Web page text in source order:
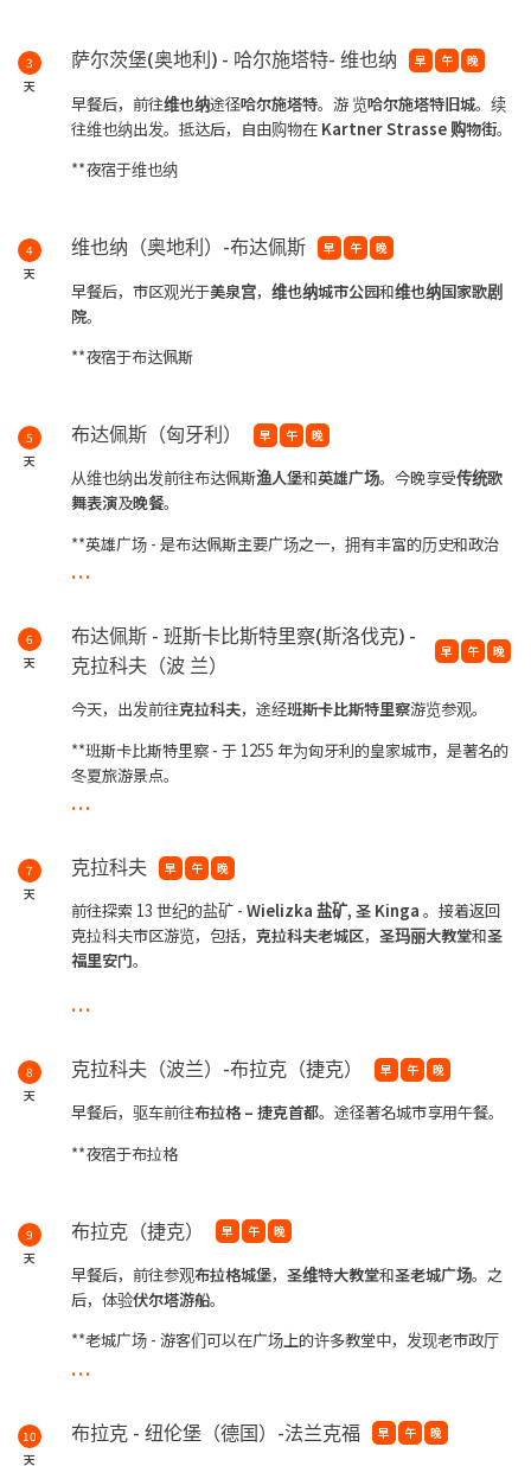
3
天
萨尔茨堡(奥地利) - 哈尔施塔特- 维也纳 早 午 晚
早餐后，前往维也纳途径哈尔施塔特。游 览哈尔施塔特旧城。续
往维也纳出发。抵达后，自由购物在 Kartner Strasse 购物街。
**夜宿于维也纳
4
天
维也纳（奥地利）-布达佩斯 早 午 晚
早餐后，市区观光于美泉宫， 维也纳城市公园和维也纳国家歌剧
院。
**夜宿于布达佩斯
5
天
布达佩斯（匈牙利） 早 午 晚
从维也纳出发前往布达佩斯渔人堡和英雄广场。今晚享受传统歌
舞表演及晚餐。
**英雄广场 - 是布达佩斯主要广场之一，拥有丰富的历史和政治
...
6
天
布达佩斯 - 班斯卡比斯特里察(斯洛伐克) -
克拉科夫（波 兰）
早 午 晚
今天，出发前往克拉科夫，途经班斯卡比斯特里察游览参观。
**班斯卡比斯特里察 - 于 1255 年为匈牙利的皇家城市，是著名的
冬夏旅游景点。
**夜宿于克拉科夫
...
7
天
克拉科夫 早 午 晚
前往探索 13 世纪的盐矿 - Wielizka 盐矿, 圣 Kinga 。接着返回
克拉科夫市区游览，包括， 克拉科夫老城区， 圣玛丽大教堂和圣
福里安门。
**圣福里安门 - 位于波兰克拉科夫，是一座著名的波兰哥特式塔
工事的一部分。
**夜宿于克拉科夫
...
8
天
克拉科夫（波兰）-布拉克（捷克） 早 午 晚
早餐后，驱车前往布拉格– 捷克首都。途径著名城市享用午餐。
**夜宿于布拉格
9
天
布拉克（捷克） 早 午 晚
早餐后，前往参观布拉格城堡， 圣维特大教堂和圣老城广场。之
后，体验伏尔塔游船。
**老城广场 - 游客们可以在广场上的许多教堂中，发现老市政厅
**圣维特大教堂圣 - 这座大教堂是哥特式建筑的典范，是该国最
...
10
天
布拉克 - 纽伦堡（德国）-法兰克福 早 午 晚